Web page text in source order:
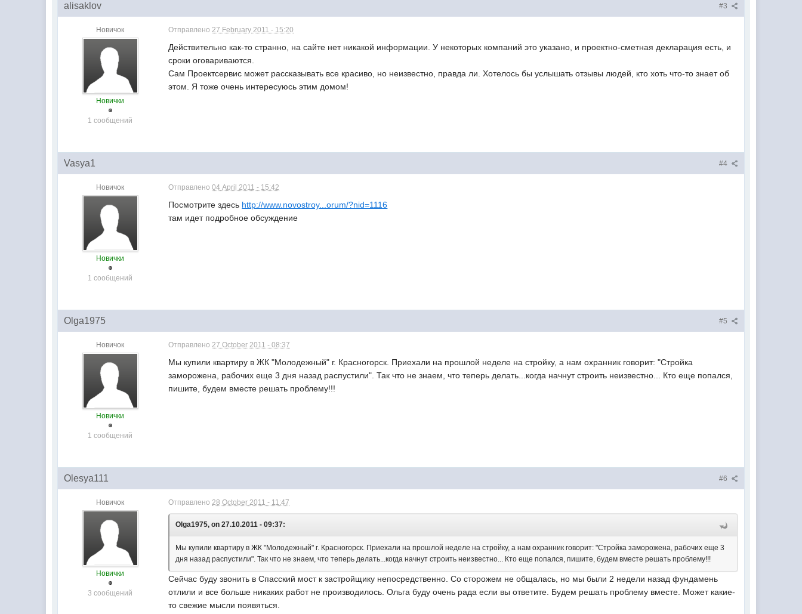
#3
alisaklov
Новичок
Новички
1 сообщений
Отправлено27 February 2011 - 15:20
Действительно как-то странно, на сайте нет никакой информации. У некоторых компаний это указано, и проектно-сметная декларация есть, и
сроки оговариваются.
Сам Проектсервис может рассказывать все красиво, но неизвестно, правда ли. Хотелось бы услышать отзывы людей, кто хоть что-то знает об
этом. Я тоже очень интересуюсь этим домом!
#4
Vasya1
Новичок
Новички
1 сообщений
Отправлено04 April 2011 - 15:42
Посмотрите здесь http://www.novostroy...orum/?nid=1116
там идет подробное обсуждение
#5
Olga1975
Новичок
Новички
1 сообщений
Отправлено27 October 2011 - 08:37
Мы купили квартиру в ЖК "Молодежный" г. Красногорск. Приехали на прошлой неделе на стройку, а нам охранник говорит: "Стройка
заморожена, рабочих еще 3 дня назад распустили". Так что не знаем, что теперь делать...когда начнут строить неизвестно... Кто еще попался,
пишите, будем вместе решать проблему!!!
#6
Olesya111
Новичок
Новички
3 сообщений
Отправлено28 October 2011 - 11:47
Olga1975, on 27.10.2011 - 09:37:
Мы купили квартиру в ЖК "Молодежный" г. Красногорск. Приехали на прошлой неделе на стройку, а нам охранник говорит: "Стройка заморожена, рабочих еще 3
дня назад распустили". Так что не знаем, что теперь делать...когда начнут строить неизвестно... Кто еще попался, пишите, будем вместе решать проблему!!!
Сейчас буду звонить в Спасский мост к застройщику непосредственно. Со сторожем не общалась, но мы были 2 недели назад фундамень
отлили и все больше никаких работ не производилось. Ольга буду очень рада если вы ответите. Будем решать проблему вместе. Может какие-
то свежие мысли появяться.